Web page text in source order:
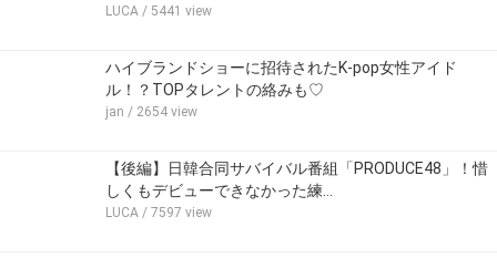
LUCA / 5441 view
ハイブランドショーに招待されたK-pop女性アイド
ル！？TOPタレントの絡みも♡
jan / 2654 view
【後編】日韓合同サバイバル番組「PRODUCE48」！惜
しくもデビューできなかった練…
LUCA / 7597 view